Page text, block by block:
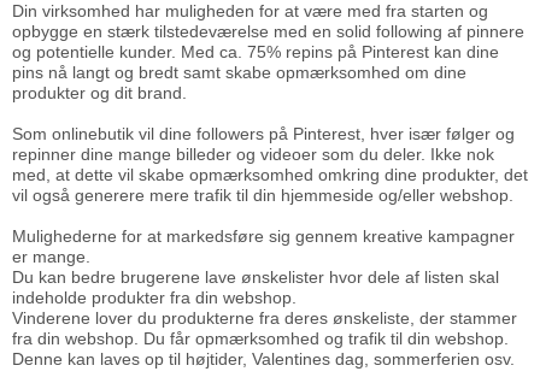
Din virksomhed har muligheden for at være med fra starten og
opbygge en stærk tilstedeværelse med en solid following af pinnere
og potentielle kunder. Med ca. 75% repins på Pinterest kan dine
pins nå langt og bredt samt skabe opmærksomhed om dine
produkter og dit brand.
Som onlinebutik vil dine followers på Pinterest, hver især følger og
repinner dine mange billeder og videoer som du deler. Ikke nok
med, at dette vil skabe opmærksomhed omkring dine produkter, det
vil også generere mere trafik til din hjemmeside og/eller webshop.
Mulighederne for at markedsføre sig gennem kreative kampagner
er mange.
Du kan bedre brugerene lave ønskelister hvor dele af listen skal
indeholde produkter fra din webshop.
Vinderene lover du produkterne fra deres ønskeliste, der stammer
fra din webshop. Du får opmærksomhed og trafik til din webshop.
Denne kan laves op til højtider, Valentines dag, sommerferien osv.